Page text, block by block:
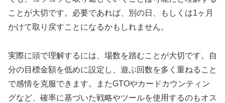
ことが大切です。必要であれば、別の日、もしくは1ヶ月
かけて取り戻すことになるかもしれません。
実際に頭で理解するには、場数を踏むことが大切です。自
分の目標金額を低めに設定し、遊ぶ回数を多く重ねること
で感情を克服できます。またGTOやカードカウンティン
グなど、確率に基づいた戦略やツールを使用するのもオス